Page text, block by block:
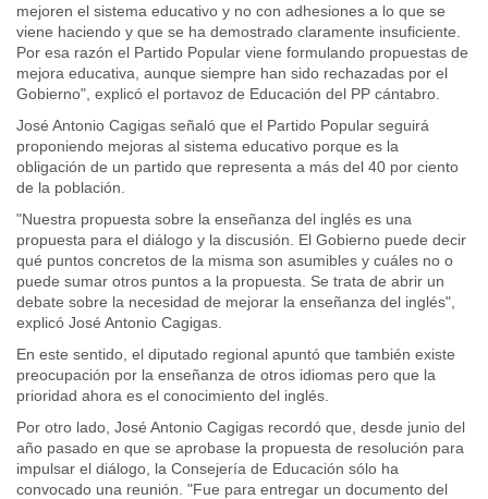
mejoren el sistema educativo y no con adhesiones a lo que se
viene haciendo y que se ha demostrado claramente insuficiente.
Por esa razón el Partido Popular viene formulando propuestas de
mejora educativa, aunque siempre han sido rechazadas por el
Gobierno", explicó el portavoz de Educación del PP cántabro.
José Antonio Cagigas señaló que el Partido Popular seguirá
proponiendo mejoras al sistema educativo porque es la
obligación de un partido que representa a más del 40 por ciento
de la población.
"Nuestra propuesta sobre la enseñanza del inglés es una
propuesta para el diálogo y la discusión. El Gobierno puede decir
qué puntos concretos de la misma son asumibles y cuáles no o
puede sumar otros puntos a la propuesta. Se trata de abrir un
debate sobre la necesidad de mejorar la enseñanza del inglés",
explicó José Antonio Cagigas.
En este sentido, el diputado regional apuntó que también existe
preocupación por la enseñanza de otros idiomas pero que la
prioridad ahora es el conocimiento del inglés.
Por otro lado, José Antonio Cagigas recordó que, desde junio del
año pasado en que se aprobase la propuesta de resolución para
impulsar el diálogo, la Consejería de Educación sólo ha
convocado una reunión. "Fue para entregar un documento del